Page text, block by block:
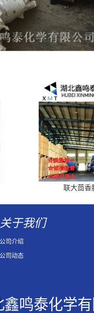
联大茴香
关于我们
公司介绍
公司动态
鑫鸣泰化学